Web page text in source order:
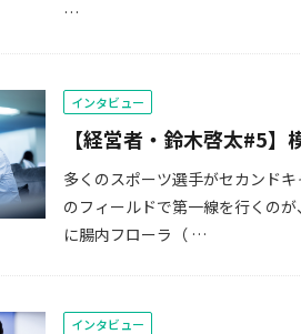
…
インタビュー
【経営者・鈴木啓太#5
多くのスポーツ選手がセカンド
のフィールドで第一線を行くの
に腸内フローラ（ …
インタビュー